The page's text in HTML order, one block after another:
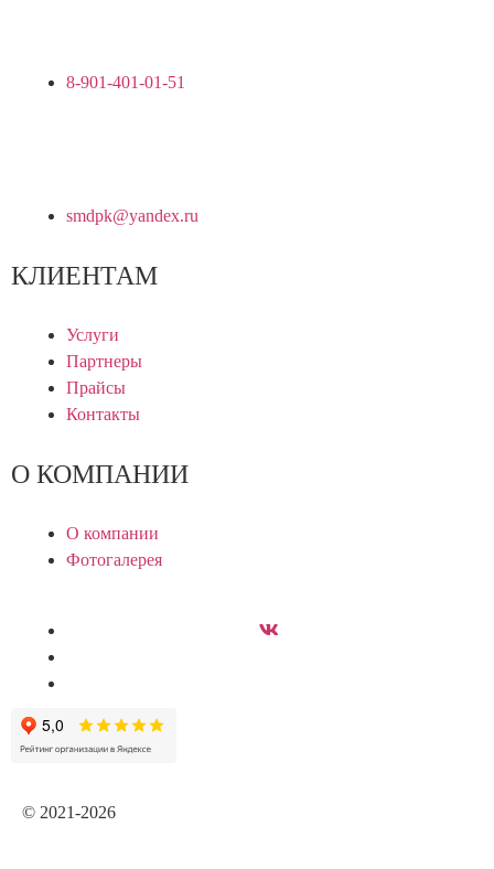
8-901-401-01-51
smdpk@yandex.ru
КЛИЕНТАМ
Услуги
Партнеры
Прайсы
Контакты
О КОМПАНИИ
О компании
Фотогалерея
© 2021-2026